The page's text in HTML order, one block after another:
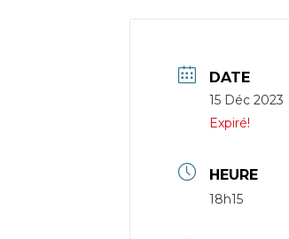
DATE
15 Déc 2023
Expiré!
HEURE
18h15